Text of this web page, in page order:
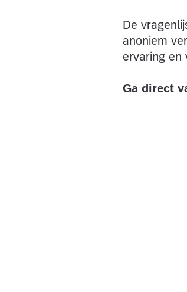
De
anoniem
ervaring en
Ga direct